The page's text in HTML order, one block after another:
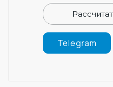
Telegram